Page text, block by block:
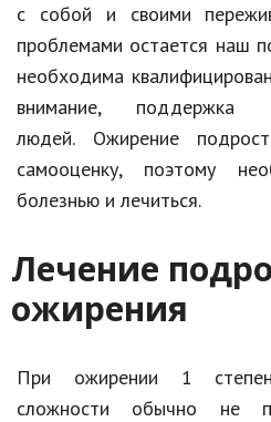
с собой и своими
проблемами остается наш
необходима
внимание,
людей. Ожирение
самооценку, поэтому
болезнью и лечиться.
Лечение
ожирения
При ожирении 1
сложности обычно не